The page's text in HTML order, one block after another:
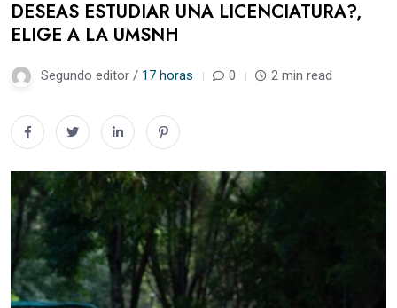
DESEAS ESTUDIAR UNA LICENCIATURA?,
ELIGE A LA UMSNH
Segundo editor / 17 horas 0 2 min read